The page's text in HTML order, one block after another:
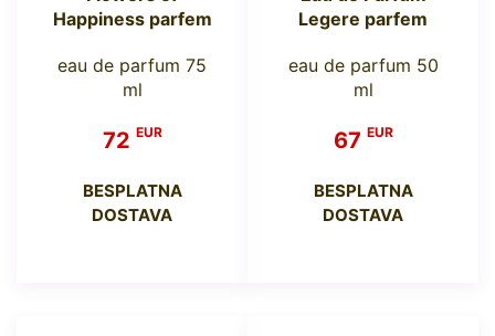
Happiness parfem
eau de parfum 75
ml
72 EUR
BESPLATNA
DOSTAVA
Legere parfem
eau de parfum 50
ml
67 EUR
BESPLATNA
DOSTAVA